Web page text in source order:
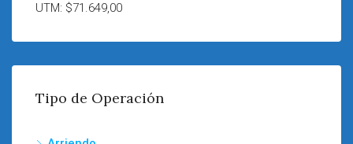
UTM: $71.649,00
Tipo de Operación